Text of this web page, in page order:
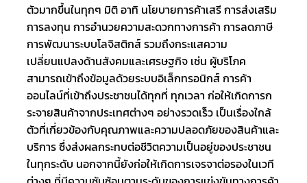
ตัวมากขึ้นในทุกๆ มิติ อาทิ นโยบายการค้าเสรี การส่งเสริม
การลงทุน การอำนวยความสะดวกทางการค้า การลดภาษี
การพัฒนาระบบโลจิสติกส์ รวมถึงกระแสความ
เปลี่ยนแปลงด้านสังคมและเศรษฐกิจ เช่น ผู้บริโภค
สามารถเข้าถึงข้อมูลด้วยระบบอิเล็กทรอนิกส์ การค้า
ออนไลน์ที่เข้าถึงประชาชนได้ทุกที่ ทุกเวลา ก่อให้เกิดการก
ระจายสินค้าจากประเทศต่างๆ อย่างรวดเร็ว เป็นเรื่องใกล้
ตัวที่เกี่ยวข้องกับคุณภาพและความปลอดภัยของสินค้าและ
บริการ ซึ่งส่งผลกระทบต่อชีวิตความเป็นอยู่ของประชาชน
ในทุกระดับ นอกจากนี้ยังก่อให้เกิดการเจรจาต่อรองในเวที